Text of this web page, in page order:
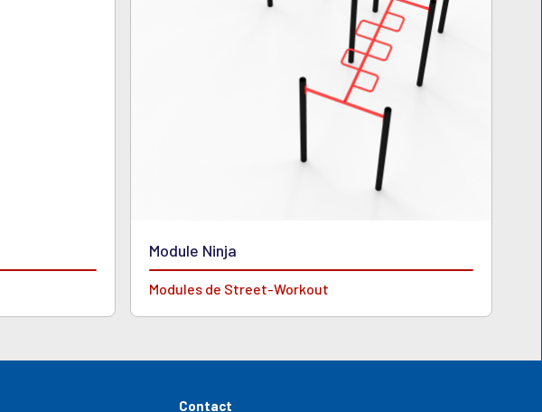
Module Ninja
Modules de Street-Workout
Contact